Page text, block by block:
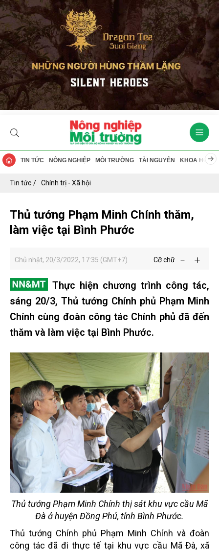
TIN TỨC NÔNG NGHIỆP MÔI TRƯỜNG TÀI NGUYÊN KHOA HỌC
Tin tức Chính trị - Xã hội
Thủ tướng Phạm Minh Chính thăm,
làm việc tại Bình Phước
Chủ nhật, 20/3/2022, 17:35 (GMT+7) Cỡ chữ
Thực hiện chương trình công tác,
sáng 20/3, Thủ tướng Chính phủ Phạm Minh
Chính cùng đoàn công tác Chính phủ đã đến
thăm và làm việc tại Bình Phước.
Thủ tướng Phạm Minh Chính thị sát khu vực cầu Mã
Đà ở huyện Đồng Phú, tỉnh Bình Phước.
Thủ tướng Chính phủ Phạm Minh Chính và đoàn
công tác đã đi thực tế tại khu vực cầu Mã Đà, xã